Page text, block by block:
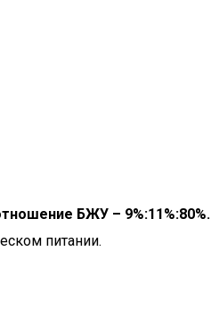
БЖУ – 9%:11%:80%.
питании.